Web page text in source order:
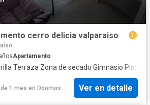
cerro delicia valparaiso
Apartamento
·Terraza·Zona de secado·Gimnasio·Piscina
1 mes en Doomos Ver en detalle